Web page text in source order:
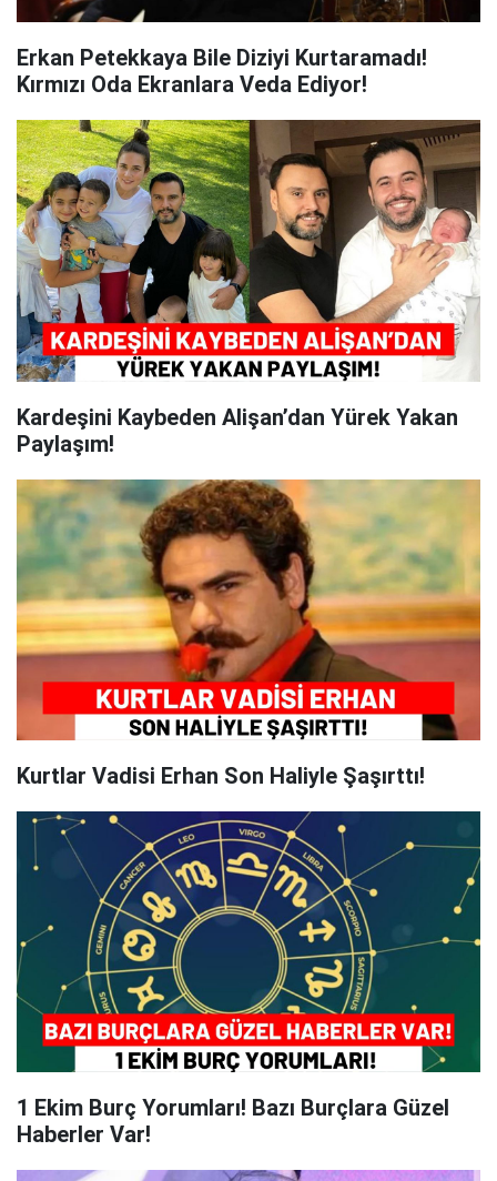
Erkan Petekkaya Bile Diziyi Kurtaramadı!
Kırmızı Oda Ekranlara Veda Ediyor!
Kardeşini Kaybeden Alişan’dan Yürek Yakan
Paylaşım!
Kurtlar Vadisi Erhan Son Haliyle Şaşırttı!
1 Ekim Burç Yorumları! Bazı Burçlara Güzel
Haberler Var!